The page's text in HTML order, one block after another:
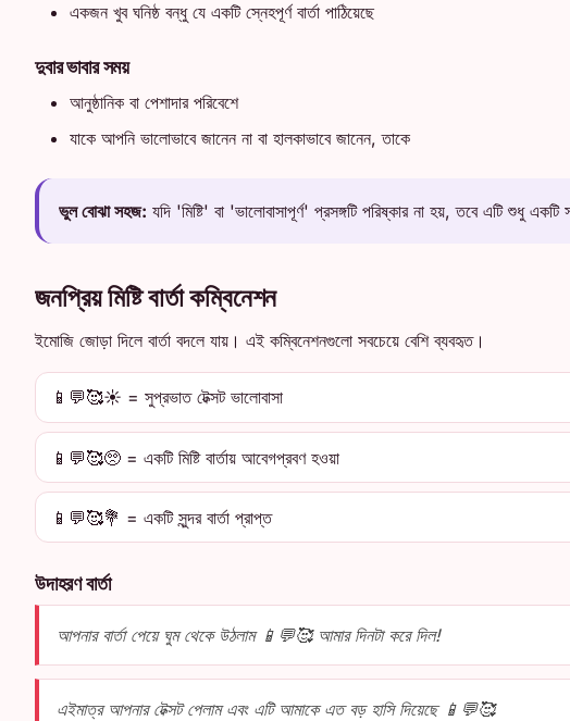
একজন খুব ঘনিষ্ঠ বন্ধু যে একটি স্নেহপূর্ণ বার্তা পাঠিয়েছে
দুবার ভাবার সময়
আনুষ্ঠানিক বা পেশাদার পরিবেশে
যাকে আপনি ভালোভাবে জানেন না বা হালকাভাবে জানেন, তাকে
ভুল বোঝা সহজ: যদি 'মিষ্টি' বা 'ভালোবাসাপূর্ণ' প্রসঙ্গটি পরিষ্কার না হয়, তবে এটি শুধু
জনপ্রিয় মিষ্টি বার্তা কম্বিনেশন
ইমোজি জোড়া দিলে বার্তা বদলে যায়। এই কম্বিনেশনগুলো সবচেয়ে বেশি ব্যবহৃত।
📱💬🥰☀️ = সুপ্রভাত টেক্সট ভালোবাসা
📱💬🥰🥺 = একটি মিষ্টি বার্তায় আবেগপ্রবণ হওয়া
📱💬🥰💐 = একটি সুন্দর বার্তা প্রাপ্ত
উদাহরণ বার্তা
আপনার বার্তা পেয়ে ঘুম থেকে উঠলাম 📱💬🥰 আমার দিনটা করে দিল!
এইমাত্র আপনার টেক্সট পেলাম এবং এটি আমাকে এত বড় হাসি দিয়েছে 📱💬🥰